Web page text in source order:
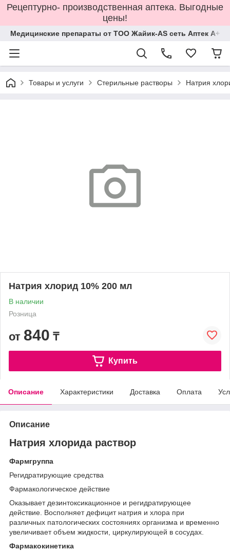
Рецептурно- производственная аптека. Выгодные
цены!
Медицинские препараты от ТОО Жайик-AS сеть Аптек А+
Товары и услуги Стерильные растворы Натрия
Натрия хлорид 10% 200 мл
В наличии
Розница
от 840 ₸
Купить
Описание Характеристики Доставка Оплата
Описание
Натрия хлорида раствор
Фармгруппа
Регидратирующие средства
Фармакологическое действие
Оказывает дезинтоксикационное и регидратирующее
действие. Восполняет дефицит натрия и хлора при
различных патологических состояниях организма и временно
увеличивает объем жидкости, циркулирующей в сосудах.
Фармакокинетика